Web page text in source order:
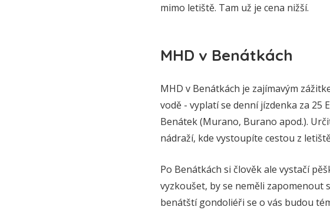
mimo letiště. Tam už je cena nižší.
MHD v Benátkách
MHD v Benátkách je zajímavým
vodě - vyplatí se denní jízdenka za
Benátek (Murano, Burano apod.).
nádraží, kde vystoupíte cestou z
Po Benátkách si člověk ale vystačí
vyzkoušet, by se neměli zapomenout
benátští gondoliéři se o vás budou